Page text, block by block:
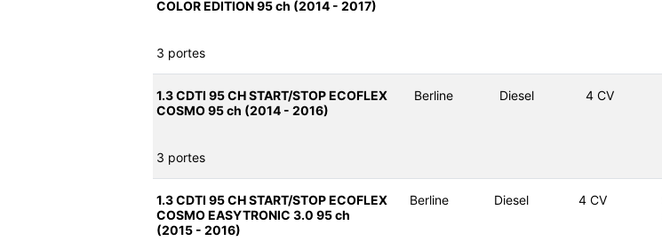
COLOR EDITION 95 ch (2014 - 2017)
3 portes
1.3 CDTI 95 CH START/STOP ECOFLEX
COSMO 95 ch (2014 - 2016)
Berline Diesel 4 CV
3 portes
1.3 CDTI 95 CH START/STOP ECOFLEX
COSMO EASYTRONIC 3.0 95 ch
(2015 - 2016)
Berline Diesel 4 CV